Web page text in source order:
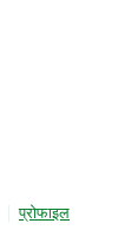
प्राेफाइल